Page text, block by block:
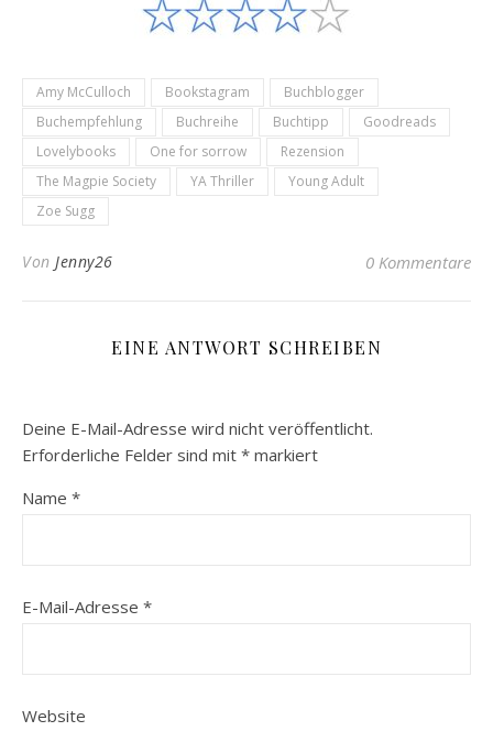
Amy McCulloch Bookstagram
Buchblogger
Buchempfehlung
Buchreihe Buchtipp
Goodreads
Lovelybooks
One for sorrow
Rezension
The Magpie Society
YA Thriller
Young Adult
Zoe Sugg
Von Jenny26 0 Kommentare
EINE ANTWORT SCHREIBEN
Deine E-Mail-Adresse wird nicht veröffentlicht.
Erforderliche Felder sind mit * markiert
Name *
E-Mail-Adresse *
Website